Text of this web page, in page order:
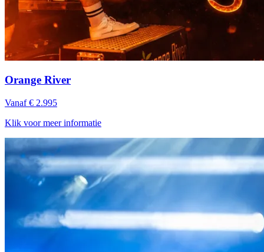
Orange River
Vanaf € 2.995
Klik voor meer informatie